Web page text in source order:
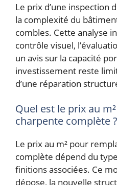
Le prix d’une inspection
la complexité du
combles. Cette analyse
contrôle visuel,
un avis sur la capacité
investissement reste
d’une réparation
Quel est le prix au
charpente complète ?
Le prix au m² pour
complète dépend du
finitions associées. Ce
dépose, la nouvelle